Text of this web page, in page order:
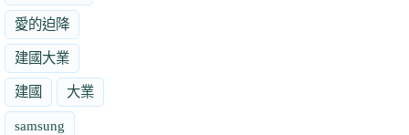
愛的迫降
建國大業
建國 大業
samsung